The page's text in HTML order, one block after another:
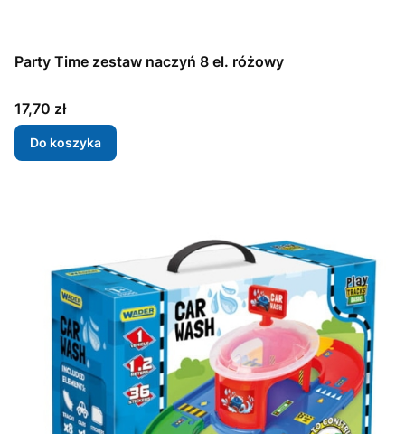
Party Time zestaw naczyń 8 el. różowy
Cena
17,70 zł
Do koszyka